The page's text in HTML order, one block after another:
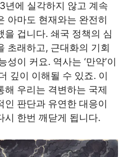
년에 실각하지 않고 계속
아마도 현재와는 완전히
을 겁니다. 쇄국 정책의 심
초래하고, 근대화의 기회
성이 커요. 역사는 ‘만약’이
깊이 이해될 수 있죠. 이
해 우리는 격변하는 국제
인 판단과 유연한 대응이
시 한번 깨닫게 됩니다.